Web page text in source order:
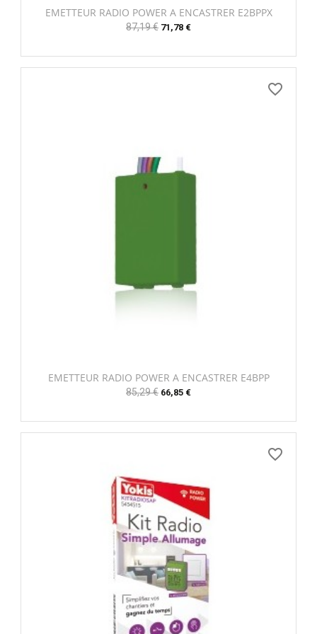
EMETTEUR RADIO POWER A ENCASTRER E2BPPX
Prix
87,19 € Prix
71,78 €
EMETTEUR RADIO POWER A ENCASTRER E4BPP
Prix
85,29 € Prix
66,85 €
favorite_border
favorite_border